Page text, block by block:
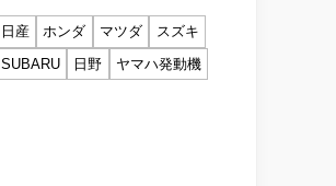
日産 ホンダ マツダ
スズキ
SUBARU 日野 ヤマハ発動機